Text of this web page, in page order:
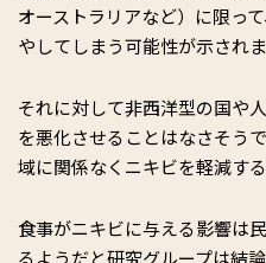
オーストラリアなど）に限っ
やしてしまう可能性が示されま
それに対して非西洋型の国や
を悪化させることはなさそう
域に関係なくニキビを軽減す
食事がニキビに与える影響は
るようだと研究グループは結